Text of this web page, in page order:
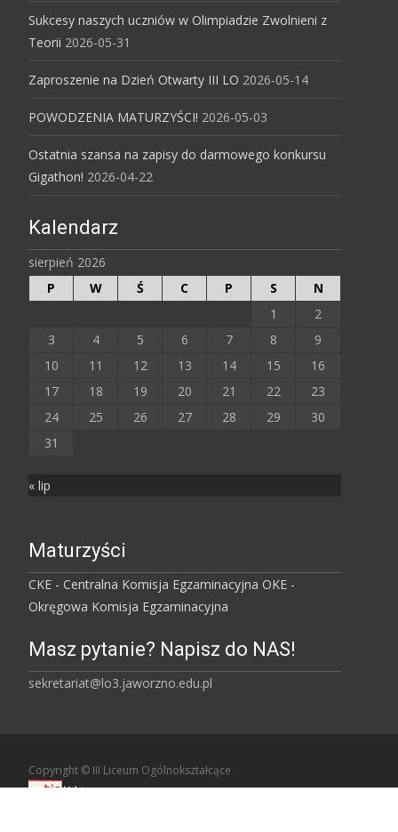
Sukcesy naszych uczniów w Olimpiadzie Zwolnieni z
Teorii 2026-05-31
Zaproszenie na Dzień Otwarty III LO 2026-05-14
POWODZENIA MATURZYŚCI! 2026-05-03
Ostatnia szansa na zapisy do darmowego konkursu
Gigathon! 2026-04-22
Kalendarz
sierpień 2026
P
W Ś C P S
N
1
2
3
4 5 6 7 8
9
10
11 12 13 14 15
16
17
18 19 20 21 22
23
24
25 26 27 28 29
30
31
« lip
Maturzyści
CKE - Centralna Komisja Egzaminacyjna OKE -
Okręgowa Komisja Egzaminacyjna
Masz pytanie? Napisz do NAS!
sekretariat@lo3.jaworzno.edu.pl
Copyright © III Liceum Ogólnokształcące